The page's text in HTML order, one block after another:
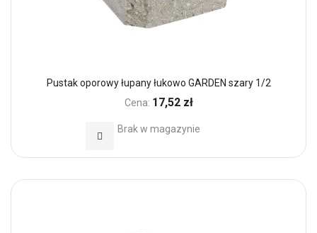
Pustak oporowy łupany łukowo GARDEN szary 1/2
Cena: 17,52 zł
Brak w magazynie
Dodaj do Ulubionych